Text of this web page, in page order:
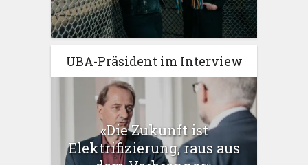
UBA-Präsident im Interview
«Die Zukunft ist
Elektrifizierung, raus aus